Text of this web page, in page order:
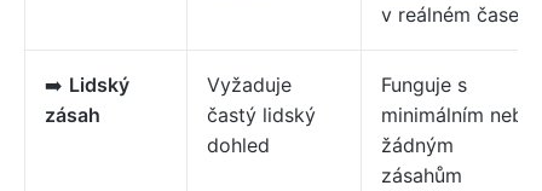
v reálném čase
➡️ Lidský
zásah
Vyžaduje
častý lidský
dohled
Funguje s
minimálním nebo
žádným
zásahům